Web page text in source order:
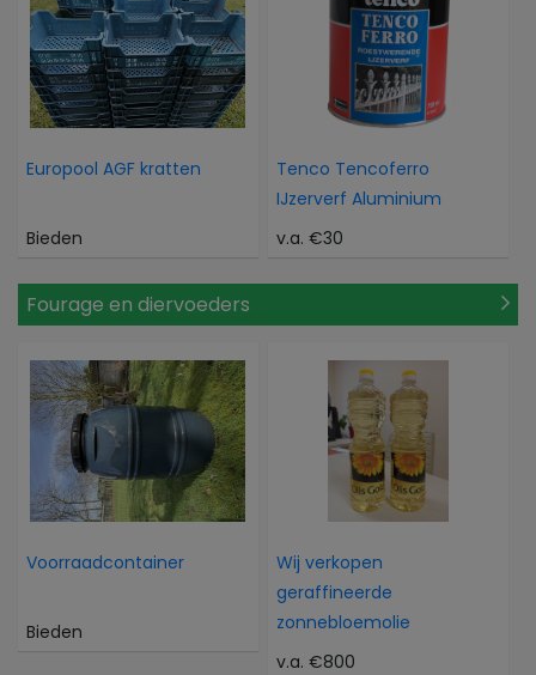
Europool AGF kratten
Bieden
Tenco Tencoferro
IJzerverf Aluminium
v.a. €30
Fourage en diervoeders
Voorraadcontainer
Bieden
Wij verkopen
geraffineerde
zonnebloemolie
v.a. €800